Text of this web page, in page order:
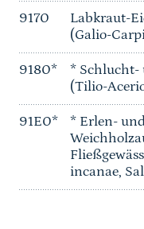
9170
Labkraut-
(Galio-
9180*
* Schlucht-
(Tilio-
91E0*
* Erlen-
incanae,